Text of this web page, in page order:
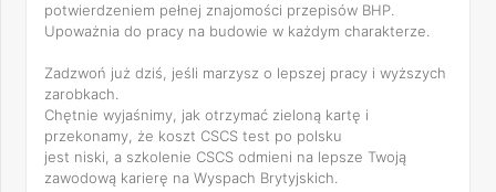
potwierdzeniem pełnej znajomości przepisów BHP.
Upoważnia do pracy na budowie w każdym charakterze.
Zadzwoń już dziś, jeśli marzysz o lepszej pracy i wyższych
zarobkach.
Chętnie wyjaśnimy, jak otrzymać zieloną kartę i
przekonamy, że koszt CSCS test po polsku
jest niski, a szkolenie CSCS odmieni na lepsze Twoją
zawodową karierę na Wyspach Brytyjskich.